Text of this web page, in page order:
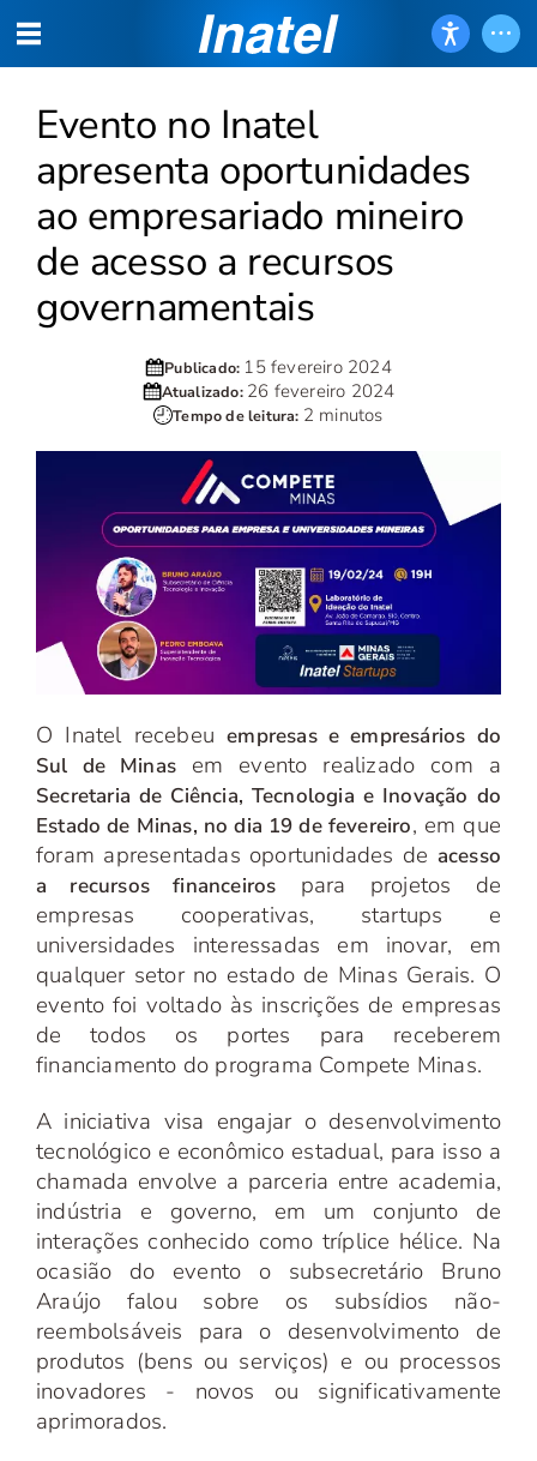
Evento no Inatel
apresenta oportunidades
ao empresariado mineiro
de acesso a recursos
governamentais
Publicado: 15 fevereiro 2024
Atualizado: 26 fevereiro 2024
Tempo de leitura: 2 minutos
O Inatel recebeuempresas e empresários do
Sul de Minasem evento realizado com a
Secretaria de Ciência, Tecnologia e Inovação do
Estado de Minas, no dia 19 de fevereiro, em que
foram apresentadas oportunidades de acesso
a recursos financeiros para projetos de
empresas cooperativas, startups e
universidades interessadas em inovar, em
qualquer setor no estado de Minas Gerais. O
evento foi voltado às inscrições de empresas
de todos os portes para receberem
financiamento do programa Compete Minas.
A iniciativa visa engajar o desenvolvimento
tecnológico e econômico estadual, para isso a
chamada envolve a parceria entre academia,
indústria e governo, em um conjunto de
interações conhecido como tríplice hélice. Na
ocasião do evento o subsecretário Bruno
Araújo falou sobre os subsídios não-
reembolsáveis para o desenvolvimento de
produtos (bens ou serviços) e ou processos
inovadores - novos ou significativamente
aprimorados.